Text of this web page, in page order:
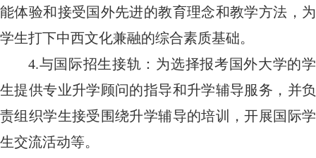
能体验和接受国外先进的教育理念和教学方法，为
学生打下中西文化兼融的综合素质基础。
4.与国际招生接轨：为选择报考国外大学的学
生提供专业升学顾问的指导和升学辅导服务，并负
责组织学生接受围绕升学辅导的培训，开展国际学
生交流活动等。